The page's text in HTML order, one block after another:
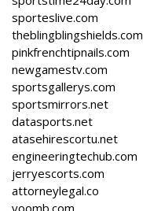
sporteslive.com
theblingblingshields.com
pinkfrenchtipnails.com
newgamestv.com
sportsgallerys.com
sportsmirrors.net
datasports.net
atasehirescortu.net
engineeringtechub.com
jerryescorts.com
attorneylegal.co